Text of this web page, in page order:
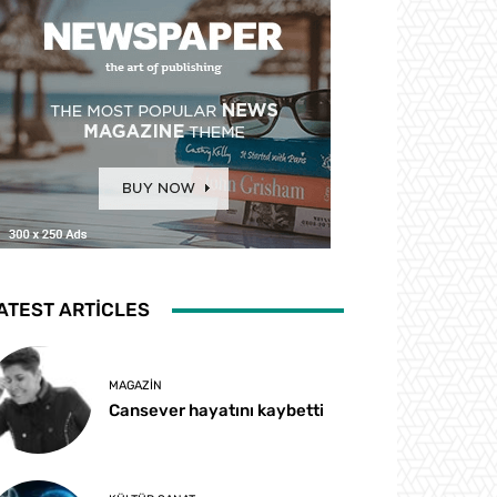
ARTICLES
MAGAZIN
Cansever hayatını kaybetti